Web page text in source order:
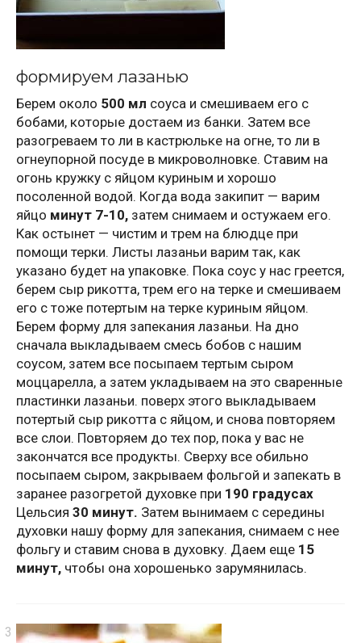
формируем лазанью
Берем около 500 мл соуса и смешиваем его с
бобами, которые достаем из банки. Затем все
разогреваем то ли в кастрюльке на огне, то ли в
огнеупорной посуде в микроволновке. Ставим на
огонь кружку с яйцом куриным и хорошо
посоленной водой. Когда вода закипит — варим
яйцо минут 7-10, затем снимаем и остужаем его.
Как остынет — чистим и трем на блюдце при
помощи терки. Листы лазаньи варим так, как
указано будет на упаковке. Пока соус у нас греется,
берем сыр рикотта, трем его на терке и смешиваем
его с тоже потертым на терке куриным яйцом.
Берем форму для запекания лазаньи. На дно
сначала выкладываем смесь бобов с нашим
соусом, затем все посыпаем тертым сыром
моццарелла, а затем укладываем на это сваренные
пластинки лазаньи. поверх этого выкладываем
потертый сыр рикотта с яйцом, и снова повторяем
все слои. Повторяем до тех пор, пока у вас не
закончатся все продукты. Сверху все обильно
посыпаем сыром, закрываем фольгой и запекать в
заранее разогретой духовке при 190 градусах
Цельсия 30 минут. Затем вынимаем с середины
духовки нашу форму для запекания, снимаем с нее
фольгу и ставим снова в духовку. Даем еще 15
минут, чтобы она хорошенько зарумянилась.